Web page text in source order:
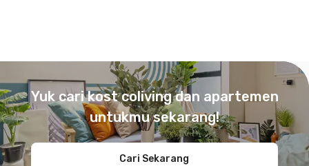
Yuk cari kost coliving dan apartemen
untukmu sekarang!
Cari Sekarang